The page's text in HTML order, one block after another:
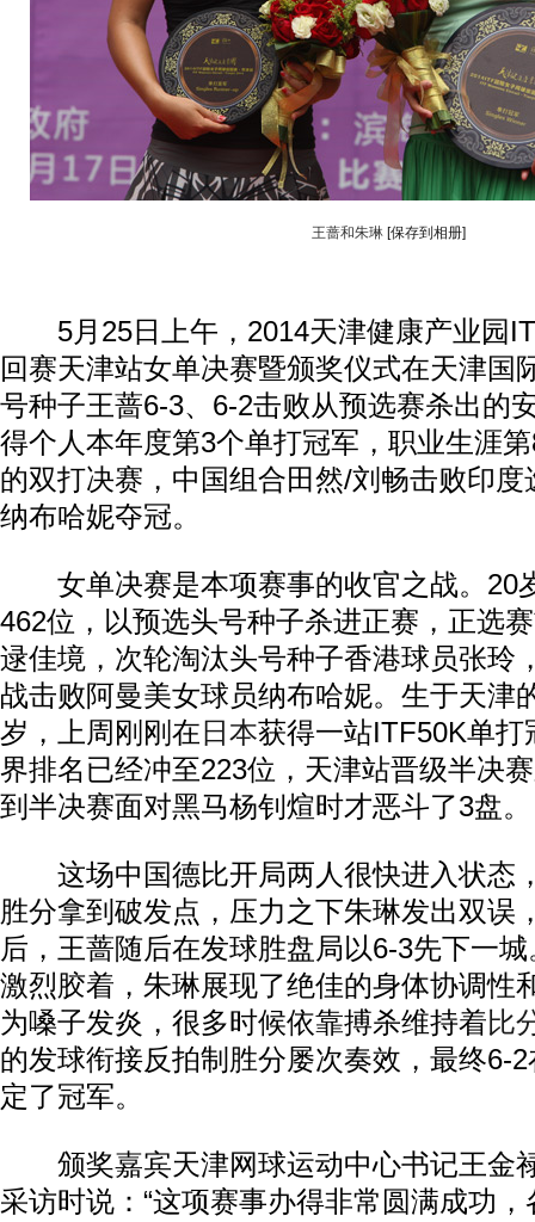
王蔷和朱琳 [保存到相册]
5月25日上午，2014天津健康产业园
回赛天津站女单决赛暨颁奖仪式在天津国
号种子王蔷6-3、6-2击败从预选赛杀出的
得个人本年度第3个单打冠军，职业生涯
的双打决赛，中国组合田然/刘畅击败印
纳布哈妮夺冠。
女单决赛是本项赛事的收官之战。20
462位，以预选头号种子杀进正赛，正选
逯佳境，次轮淘汰头号种子香港球员张玲
战击败阿曼美女球员纳布哈妮。生于天津
岁，上周刚刚在 日本获得一站ITF50K单打
界排名已经冲至223位，天津站晋级半决
到半决赛面对黑马杨钊煊时才恶斗了3盘。
这场中国德比开局两人很快进入状态
胜分拿到破发点，压力之下朱琳发出双误
后，王蔷随后在发球胜盘局以6-3先下一
激烈胶着，朱琳展现了绝佳的身体协调性
为嗓子发炎，很多时候依靠搏杀维持着比
的发球衔接反拍制胜分屡次奏效，最终6-
定了冠军。
颁奖嘉宾天津网球运动中心书记王金
采访时说：“这项赛事办得非常圆满成功